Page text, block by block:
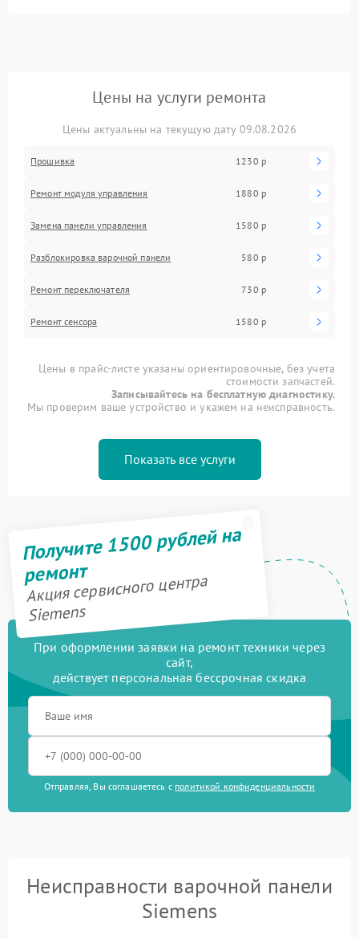
Цены на услуги ремонта
Цены актуальны на текущую дату 09.08.2026
Прошивка 1230 р
Ремонт модуля управления 1880 р
Замена панели управления 1580 р
Разблокировка варочной панели 580 р
Ремонт переключателя 730 р
Ремонт сенсора 1580 р
Цены в прайс-листе указаны ориентировочные, без учета
стоимости запчастей.
Записывайтесь на бесплатную диагностику.
Мы проверим ваше устройство и укажем на неисправность.
Показать все услуги
Получите 1500 рублей на
ремонт
Акция сервисного центра
Siemens
При оформлении заявки на ремонт техники через
сайт,
действует персональная бессрочная скидка
Отправляя, Вы соглашаетесь с политикой конфиденциальности
Неисправности варочной панели
Siemens